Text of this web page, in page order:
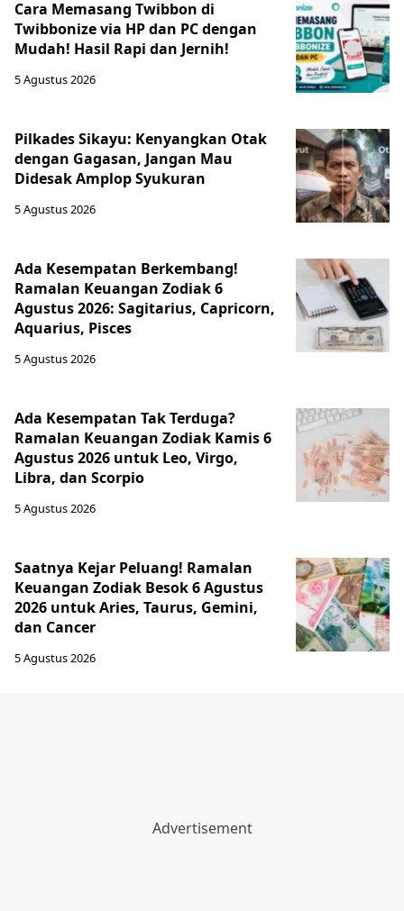
Cara Memasang Twibbon di
Twibbonize via HP dan PC dengan
Mudah! Hasil Rapi dan Jernih!
5 Agustus 2026
Pilkades Sikayu: Kenyangkan Otak
dengan Gagasan, Jangan Mau
Didesak Amplop Syukuran
5 Agustus 2026
Ada Kesempatan Berkembang!
Ramalan Keuangan Zodiak 6
Agustus 2026: Sagitarius, Capricorn,
Aquarius, Pisces
5 Agustus 2026
Ada Kesempatan Tak Terduga?
Ramalan Keuangan Zodiak Kamis 6
Agustus 2026 untuk Leo, Virgo,
Libra, dan Scorpio
5 Agustus 2026
Saatnya Kejar Peluang! Ramalan
Keuangan Zodiak Besok 6 Agustus
2026 untuk Aries, Taurus, Gemini,
dan Cancer
5 Agustus 2026